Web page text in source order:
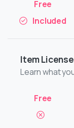
Included
Item License
Learn what